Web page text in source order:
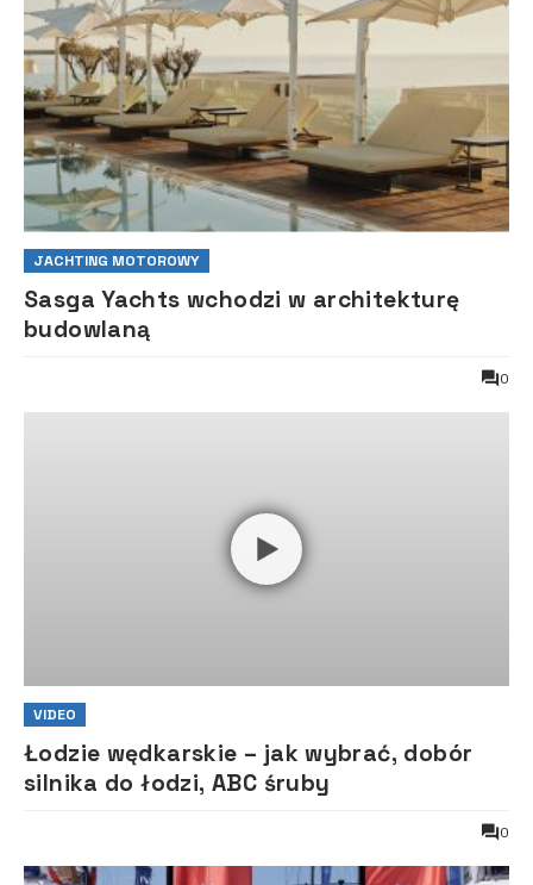
JACHTING MOTOROWY
Sasga Yachts wchodzi w architekturę
budowlaną
0
VIDEO
Łodzie wędkarskie – jak wybrać, dobór
silnika do łodzi, ABC śruby
0